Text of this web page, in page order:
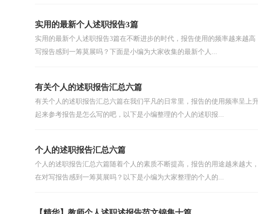
实用的最新个人述职报告3篇
实用的最新个人述职报告3篇在不断进步的时代，报告使用的频率越来越
写报告感到一筹莫展吗？下面是小编为大家收集的最新个人...
有关个人的述职报告汇总六篇
有关个人的述职报告汇总六篇在我们平凡的日常里，报告的使用频率呈上
起来参考报告是怎么写的吧，以下是小编整理的个人的述职报...
个人的述职报告汇总六篇
个人的述职报告汇总六篇随着个人的素质不断提高，报告的用途越来越大
在对写报告感到一筹莫展吗？以下是小编为大家整理的个人的...